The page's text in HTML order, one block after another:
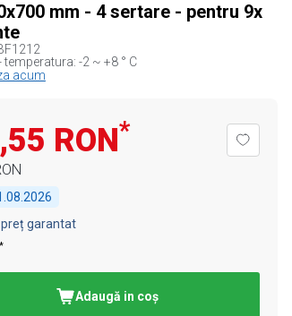
mm - 4 sertare - pentru 9x
-2 ~ +8 ° C
acum
RON*
garantat
Adaugă in coş